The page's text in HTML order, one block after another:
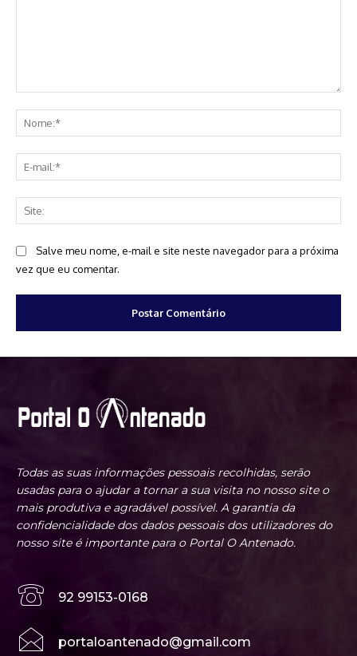
Salve meu nome, e-mail e site neste navegador para a próxima
vez que eu comentar.
Todas as suas informações pessoais recolhidas, serão
usadas para o ajudar a tornar a sua visita no nosso site o
mais produtiva e agradável possível. A garantia da
confidencialidade dos dados pessoais dos utilizadores do
nosso site é importante para o Portal O Antenado.
92 99153-0168
portaloantenado@gmail.com